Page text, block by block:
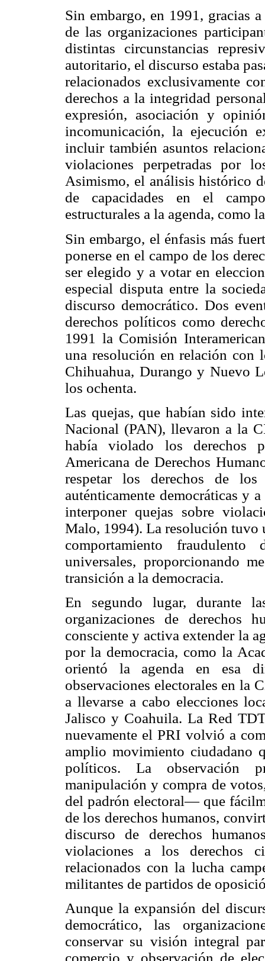
Sin embargo, en 1991, gracias
de las organizaciones
distintas circunstancias
autoritario, el discurso estaba
relacionados exclusivamente
derechos a la integridad
expresión, asociación y
incomunicación, la ejecución
incluir también asuntos
violaciones perpetradas por
Asimismo, el análisis histórico
de capacidades en el
estructurales a la agenda, como
Sin embargo, el énfasis más
ponerse en el campo de los
ser elegido y a votar en
especial disputa entre la
discurso democrático. Dos
derechos políticos como
1991 la Comisión
una resolución en relación con
Chihuahua, Durango y Nuevo
los ochenta.
Las quejas, que habían sido
Nacional (PAN), llevaron a la
había violado los derechos
Americana de Derechos
respetar los derechos de
auténticamente democráticas y
interponer quejas sobre
Malo, 1994). La resolución tuvo
comportamiento
universales, proporcionando
transición a la democracia.
En segundo lugar, durante
organizaciones de derechos
consciente y activa extender la
por la democracia, como la
orientó la agenda en esa
observaciones electorales en la
a llevarse a cabo elecciones
Jalisco y Coahuila. La Red
nuevamente el PRI volvió a
amplio movimiento ciudadano
políticos. La observación
manipulación y compra de
del padrón electoral— que
de los derechos humanos,
discurso de derechos
violaciones a los derechos
relacionados con la lucha
militantes de partidos de
Aunque la expansión del
democrático, las
conservar su visión integral